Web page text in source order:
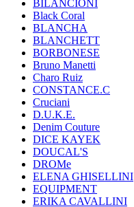
BILANCIONI
Black Coral
BLANCHA
BLANCHETT
BORBONESE
Bruno Manetti
Charo Ruiz
CONSTANCE.C
Cruciani
D.U.K.E.
Denim Couture
DICE KAYEK
DOUCAL'S
DROMe
ELENA GHISELLINI
EQUIPMENT
ERIKA CAVALLINI